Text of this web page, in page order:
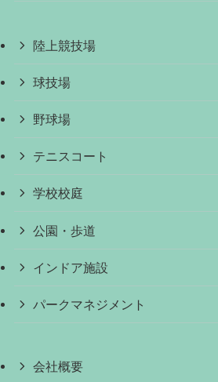
陸上競技場
球技場
野球場
テニスコート
学校校庭
公園・歩道
インドア施設
パークマネジメント
会社概要